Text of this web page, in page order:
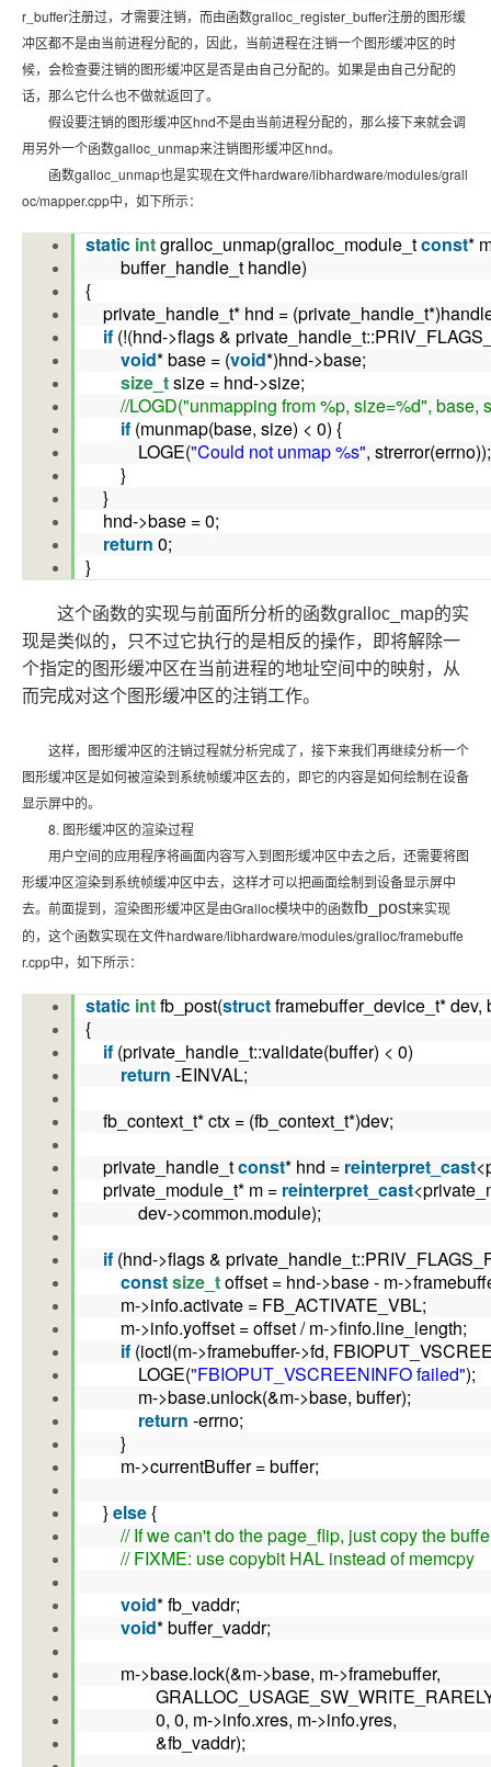
r_buffer注册过，才需要注销，而由函数gralloc_register_buffer注册的图形缓
冲区都不是由当前进程分配的，因此，当前进程在注销一个图形缓冲区的时
候，会检查要注销的图形缓冲区是否是由自己分配的。如果是由自己分配的
话，那么它什么也不做就返回了。
假设要注销的图形缓冲区hnd不是由当前进程分配的，那么接下来就会调
用另外一个函数galloc_unmap来注销图形缓冲区hnd。
函数galloc_unmap也是实现在文件hardware/libhardware/modules/grall
oc/mapper.cpp中，如下所示：
static intgralloc_unmap(gralloc_module_tconst*
buffer_handle_t handle)
{
private_handle_t* hnd =
if (!(hnd->flags &
void* base = (void*)hnd->base;
size_tsize = hnd->size;
//LOGD("unmapping from %p, size=%d", base,
if (munmap(base, size) < 0) {
LOGE("Could not unmap %s",
}
}
hnd->base = 0;
return 0;
}
这个函数的实现与前面所分析的函数gralloc_map的实
现是类似的，只不过它执行的是相反的操作，即将解除一
个指定的图形缓冲区在当前进程的地址空间中的映射，从
而完成对这个图形缓冲区的注销工作。
这样，图形缓冲区的注销过程就分析完成了，接下来我们再继续分析一个
图形缓冲区是如何被渲染到系统帧缓冲区去的，即它的内容是如何绘制在设备
显示屏中的。
8. 图形缓冲区的渲染过程
用户空间的应用程序将画面内容写入到图形缓冲区中去之后，还需要将图
形缓冲区渲染到系统帧缓冲区中去，这样才可以把画面绘制到设备显示屏中
去。前面提到，渲染图形缓冲区是由Gralloc模块中的函数fb_post来实现
的，这个函数实现在文件hardware/libhardware/modules/gralloc/framebuffe
r.cpp中，如下所示：
static intfb_post(structframebuffer_device_t*
{
if (private_handle_t::validate(buffer) < 0)
return -EINVAL;
fb_context_t* ctx = (fb_context_t*)dev;
private_handle_tconst* hnd = reinterpret_cast
private_module_t* m = reinterpret_cast
dev->common.module);
if (hnd->flags &
constsize_toffset = hnd->base - m-
m->info.activate = FB_ACTIVATE_VBL;
m->info.yoffset = offset / m->finfo.line_length;
if (ioctl(m->framebuffer->fd,
LOGE("FBIOPUT_VSCREENINFO failed");
m->base.unlock(&m->base, buffer);
return -errno;
}
m->currentBuffer = buffer;
}else{
// If we can't do the page_flip, just copy the
// FIXME: use copybit HAL instead of memcpy
void* fb_vaddr;
void* buffer_vaddr;
m->base.lock(&m->base, m->framebuffer,
0, 0, m->info.xres, m->info.yres,
&fb_vaddr);